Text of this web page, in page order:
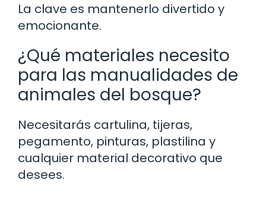
La clave es mantenerlo divertido y
emocionante.
¿Qué materiales necesito
para las manualidades de
animales del bosque?
Necesitarás cartulina, tijeras,
pegamento, pinturas, plastilina y
cualquier material decorativo que
desees.